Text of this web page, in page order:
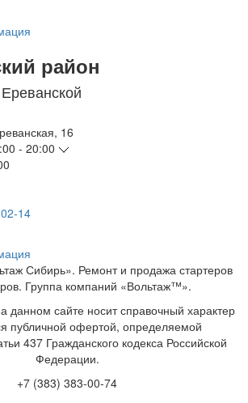
район
16
- 20:00
14
Сибирь». Ремонт и продажа стартеров
Группа компаний «Вольтаж™».
данном сайте носит справочный характер
публичной офертой, определяемой
437 Гражданского кодекса Российской
Федерации.
+7 (383) 383-00-74